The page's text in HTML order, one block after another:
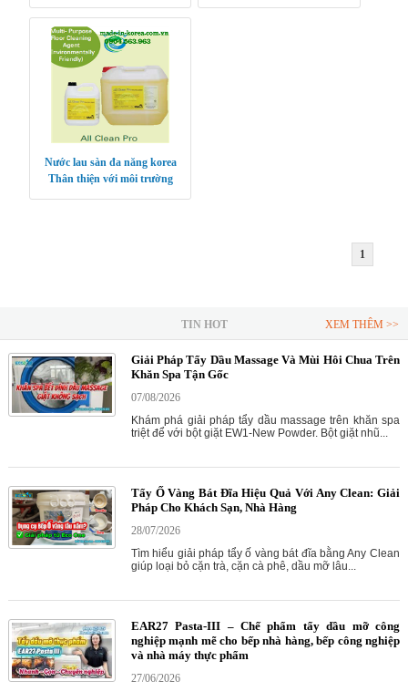
Nước lau sàn đa năng korea
Thân thiện với môi trường
1
TIN HOT XEM THÊM >>
Giải Pháp Tẩy Dầu Massage Và Mùi Hôi Chua Trên
Khăn Spa Tận Gốc
07/08/2026
Khám phá giải pháp tẩy dầu massage trên khăn spa
triệt để với bột giặt EW1-New Powder. Bột giặt nhũ...
Tẩy Ố Vàng Bát Đĩa Hiệu Quả Với Any Clean: Giải
Pháp Cho Khách Sạn, Nhà Hàng
28/07/2026
Tìm hiểu giải pháp tẩy ố vàng bát đĩa bằng Any Clean
giúp loại bỏ cặn trà, cặn cà phê, dầu mỡ lâu...
EAR27 Pasta-III – Chế phẩm tẩy dầu mỡ công
nghiệp mạnh mẽ cho bếp nhà hàng, bếp công nghiệp
và nhà máy thực phẩm
27/06/2026